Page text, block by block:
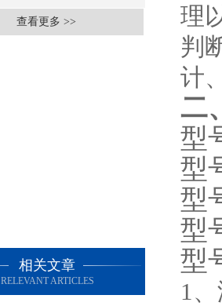
查看更多 >>
相关文章
RELEVANT ARTICLES
理
判
计
二
型
型
型
型
型
1